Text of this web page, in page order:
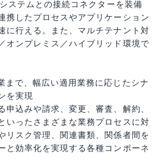
ステムとの接続コネクターを装備
携したプロセスやアプリケーション
に行える。また、マルチテナント対
オンプレミス／ハイブリッド環境で
まで、幅広い適用業務に応じたシナ
を実現
申込みや請求、変更、審査、解約、
いったさまざまな業務プロセスに対
リスク管理、関連書類、関係者間を
と効率化を実現する各種コンポーネ